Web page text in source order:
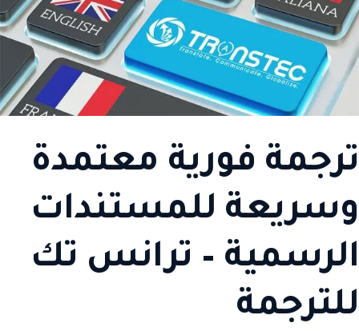
ترجمة فورية معتمدة
وسريعة للمستندات
الرسمية – ترانس تك
للترجمة